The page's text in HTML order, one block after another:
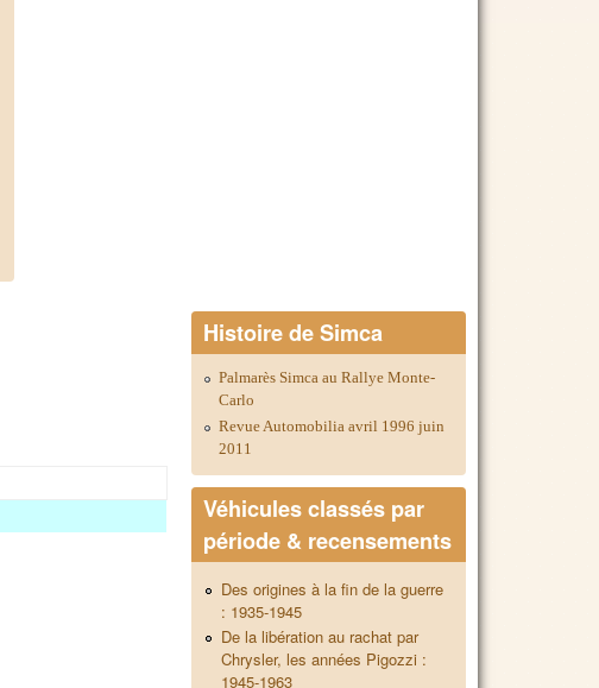
Histoire de Simca
Palmarès Simca au Rallye Monte-
Carlo
Revue Automobilia avril 1996 juin
2011
Véhicules classés par
période & recensements
Des origines à la fin de la guerre
: 1935-1945
De la libération au rachat par
Chrysler, les années Pigozzi :
1945-1963